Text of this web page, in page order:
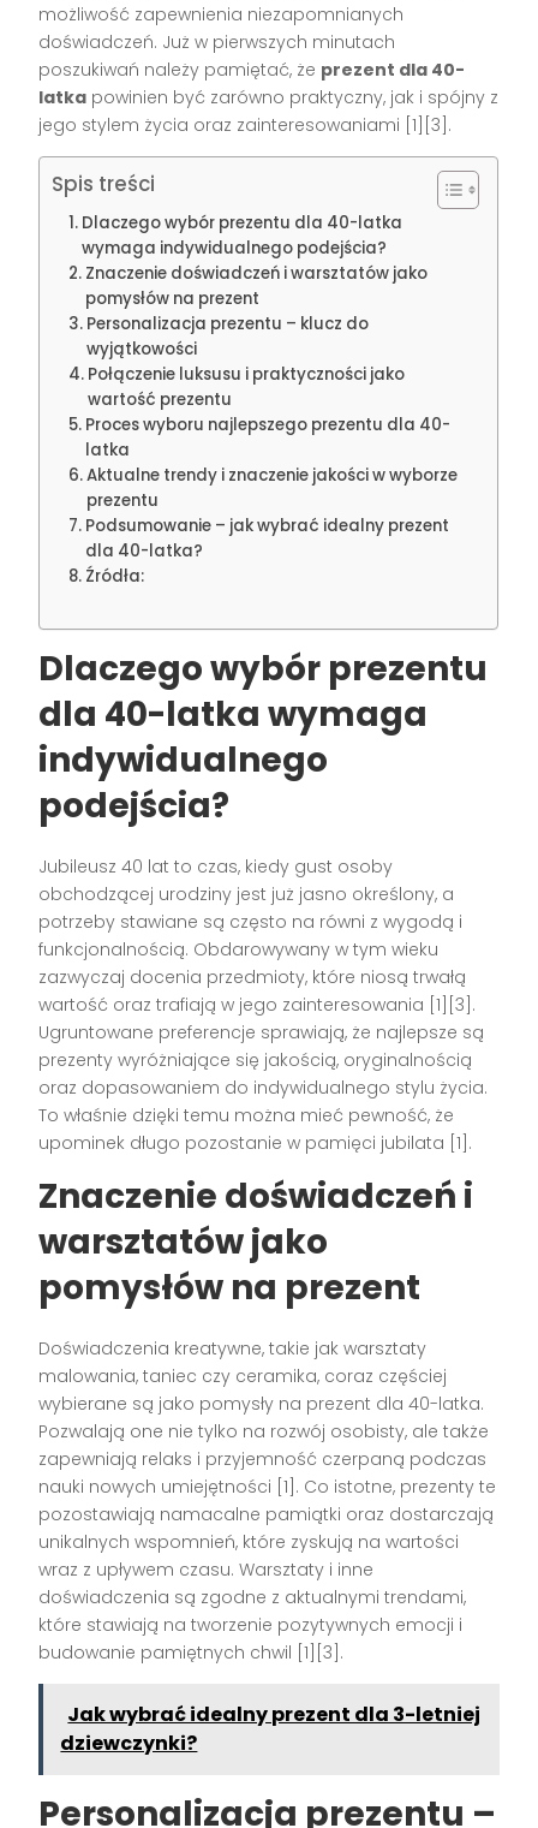
możliwość zapewnienia niezapomnianych
doświadczeń. Już w pierwszych minutach
poszukiwań należy pamiętać, że prezent dla 40-
latka powinien być zarówno praktyczny, jak i spójny z
jego stylem życia oraz zainteresowaniami [1][3].
Spis treści
Dlaczego wybór prezentu dla 40-latka
wymaga indywidualnego podejścia?
Znaczenie doświadczeń i warsztatów jako
pomysłów na prezent
Personalizacja prezentu – klucz do
wyjątkowości
Połączenie luksusu i praktyczności jako
wartość prezentu
Proces wyboru najlepszego prezentu dla 40-
latka
Aktualne trendy i znaczenie jakości w wyborze
prezentu
Podsumowanie – jak wybrać idealny prezent
dla 40-latka?
Źródła:
Dlaczego wybór prezentu
dla 40-latka wymaga
indywidualnego
podejścia?
Jubileusz 40 lat to czas, kiedy gust osoby
obchodzącej urodziny jest już jasno określony, a
potrzeby stawiane są często na równi z wygodą i
funkcjonalnością. Obdarowywany w tym wieku
zazwyczaj docenia przedmioty, które niosą trwałą
wartość oraz trafiają w jego zainteresowania [1][3].
Ugruntowane preferencje sprawiają, że najlepsze są
prezenty wyróżniające się jakością, oryginalnością
oraz dopasowaniem do indywidualnego stylu życia.
To właśnie dzięki temu można mieć pewność, że
upominek długo pozostanie w pamięci jubilata [1].
Znaczenie doświadczeń i
warsztatów jako
pomysłów na prezent
Doświadczenia kreatywne, takie jak warsztaty
malowania, taniec czy ceramika, coraz częściej
wybierane są jako pomysły na prezent dla 40-latka.
Pozwalają one nie tylko na rozwój osobisty, ale także
zapewniają relaks i przyjemność czerpaną podczas
nauki nowych umiejętności [1]. Co istotne, prezenty te
pozostawiają namacalne pamiątki oraz dostarczają
unikalnych wspomnień, które zyskują na wartości
wraz z upływem czasu. Warsztaty i inne
doświadczenia są zgodne z aktualnymi trendami,
które stawiają na tworzenie pozytywnych emocji i
budowanie pamiętnych chwil [1][3].
Jak wybrać idealny prezent dla 3-letniej
dziewczynki?
Personalizacja prezentu –